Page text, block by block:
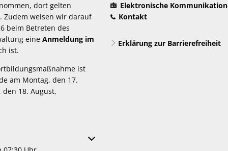
dort gelten
Zudem weisen wir darauf
beim Betreten des
eine Anmeldung im
ist.
ist
am Montag, den 17.
den 18. August,
oder Schließzeiten auszublenden
Elektronische Kommunikation
Kontakt
Erklärung zur Barrierefreiheit